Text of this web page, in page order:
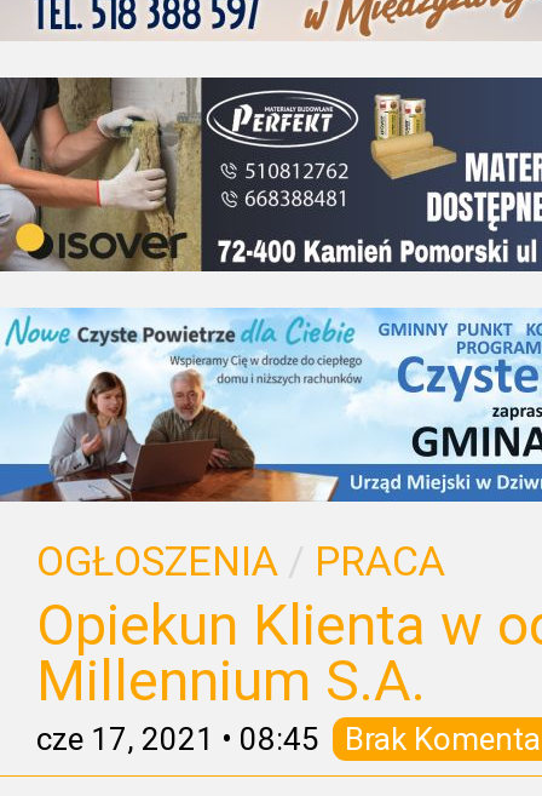
OGŁOSZENIA / PRACA
Opiekun Klienta w
Millennium S.A.
cze 17, 2021 • 08:45 Brak